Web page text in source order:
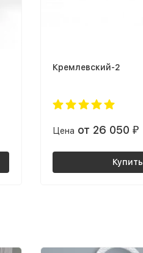
Кремлевский-2
Цена от 26 050 ₽
Купить